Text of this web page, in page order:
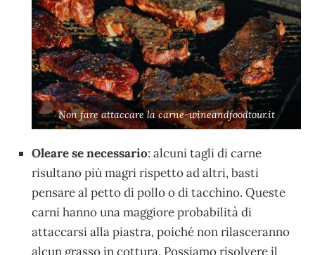
Non fare attaccare la carne-wineandfoodtour.it
Oleare se necessario: alcuni tagli di carne
risultano più magri rispetto ad altri, basti
pensare al petto di pollo o di tacchino. Queste
carni hanno una maggiore probabilità di
attaccarsi alla piastra, poiché non rilasceranno
alcun grasso in cottura. Possiamo risolvere il